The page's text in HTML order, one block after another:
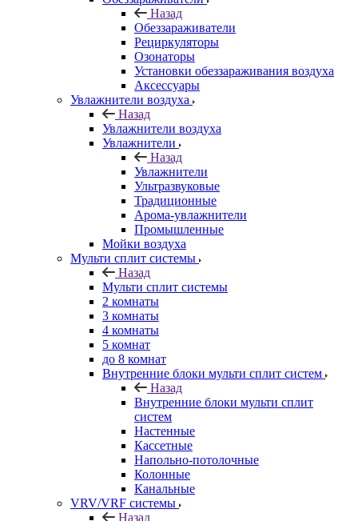
Назад
Обеззараживатели
Рециркуляторы
Озонаторы
Установки обеззараживания воздуха
Аксессуары
Увлажнители воздуха
Назад
Увлажнители воздуха
Увлажнители
Назад
Увлажнители
Ультразвуковые
Традиционные
Арома-увлажнители
Промышленные
Мойки воздуха
Мульти сплит системы
Назад
Мульти сплит системы
2 комнаты
3 комнаты
4 комнаты
5 комнат
до 8 комнат
Внутренние блоки мульти сплит систем
Назад
Внутренние блоки мульти сплит
систем
Настенные
Кассетные
Напольно-потолочные
Колонные
Канальные
VRV/VRF системы
Назад